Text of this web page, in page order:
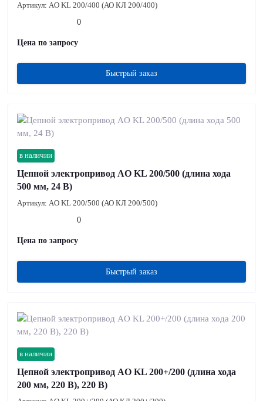
Артикул: AO KL 200/400 (АО КЛ 200/400)
0
Цена по запросу
Быстрый заказ
в наличии
Цепной электропривод AO KL 200/500 (длина хода
500 мм, 24 В)
Артикул: AO KL 200/500 (АО КЛ 200/500)
0
Цена по запросу
Быстрый заказ
в наличии
Цепной электропривод AO KL 200+/200 (длина хода
200 мм, 220 В), 220 В)